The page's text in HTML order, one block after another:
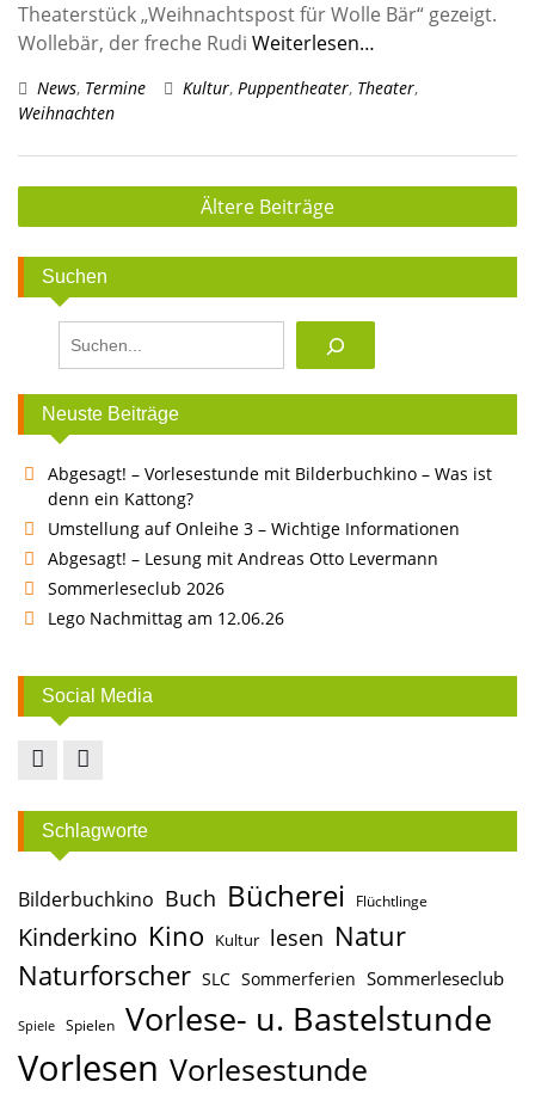
Theaterstück „Weihnachtspost für Wolle Bär“ gezeigt.
Wollebär, der freche Rudi Weiterlesen…
News, Termine Kultur, Puppentheater, Theater,
Weihnachten
Beitragsnavigation
Ältere Beiträge
Suchen
Neuste Beiträge
Abgesagt! – Vorlesestunde mit Bilderbuchkino – Was ist
denn ein Kattong?
Umstellung auf Onleihe 3 – Wichtige Informationen
Abgesagt! – Lesung mit Andreas Otto Levermann
Sommerleseclub 2026
Lego Nachmittag am 12.06.26
Social Media
Schlagworte
Bilderbuchkino Buch Bücherei Flüchtlinge
Kinderkino Kino Kultur lesen Natur
Naturforscher SLC Sommerferien Sommerleseclub
Spiele Spielen Vorlese- u. Bastelstunde
Vorlesen Vorlesestunde